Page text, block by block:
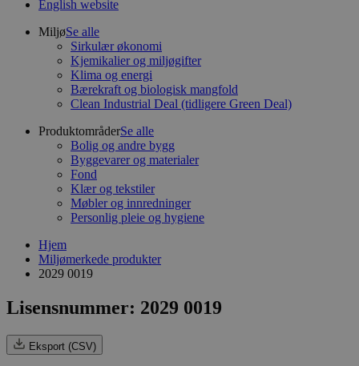
English website
MiljøSe alle
Sirkulær økonomi
Kjemikalier og miljøgifter
Klima og energi
Bærekraft og biologisk mangfold
Clean Industrial Deal (tidligere Green Deal)
ProduktområderSe alle
Bolig og andre bygg
Byggevarer og materialer
Fond
Klær og tekstiler
Møbler og innredninger
Personlig pleie og hygiene
Hjem
Miljømerkede produkter
2029 0019
Lisensnummer: 2029 0019
Eksport (CSV)